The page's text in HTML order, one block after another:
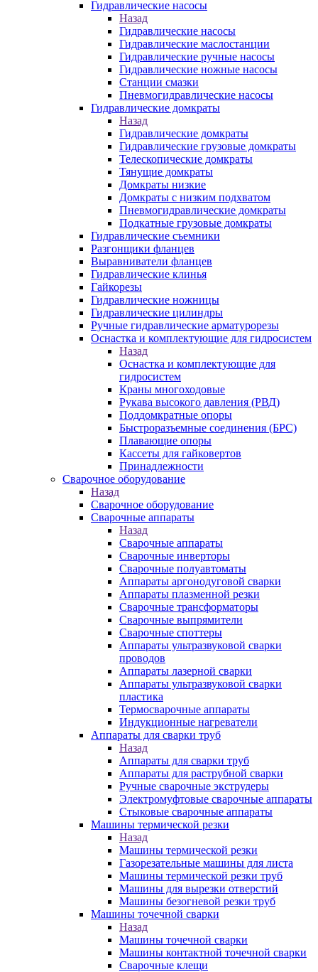
Гидравлические насосы
Назад
Гидравлические насосы
Гидравлические маслостанции
Гидравлические ручные насосы
Гидравлические ножные насосы
Станции смазки
Пневмогидравлические насосы
Гидравлические домкраты
Назад
Гидравлические домкраты
Гидравлические грузовые домкраты
Телескопические домкраты
Тянущие домкраты
Домкраты низкие
Домкраты с низким подхватом
Пневмогидравлические домкраты
Подкатные грузовые домкраты
Гидравлические съемники
Разгонщики фланцев
Выравниватели фланцев
Гидравлические клинья
Гайкорезы
Гидравлические ножницы
Гидравлические цилиндры
Ручные гидравлические арматурорезы
Оснастка и комплектующие для гидросистем
Назад
Оснастка и комплектующие для
гидросистем
Краны многоходовые
Рукава высокого давления (РВД)
Поддомкратные опоры
Быстроразъемные соединения (БРС)
Плавающие опоры
Кассеты для гайковертов
Принадлежности
Сварочное оборудование
Назад
Сварочное оборудование
Сварочные аппараты
Назад
Сварочные аппараты
Сварочные инверторы
Сварочные полуавтоматы
Аппараты аргонодуговой сварки
Аппараты плазменной резки
Сварочные трансформаторы
Сварочные выпрямители
Сварочные споттеры
Аппараты ультразвуковой сварки
проводов
Аппараты лазерной сварки
Аппараты ультразвуковой сварки
пластика
Термосварочные аппараты
Индукционные нагреватели
Аппараты для сварки труб
Назад
Аппараты для сварки труб
Аппараты для раструбной сварки
Ручные сварочные экструдеры
Электромуфтовые сварочные аппараты
Стыковые сварочные аппараты
Машины термической резки
Назад
Машины термической резки
Газорезательные машины для листа
Машины термической резки труб
Машины для вырезки отверстий
Машины безогневой резки труб
Машины точечной сварки
Назад
Машины точечной сварки
Машины контактной точечной сварки
Сварочные клещи